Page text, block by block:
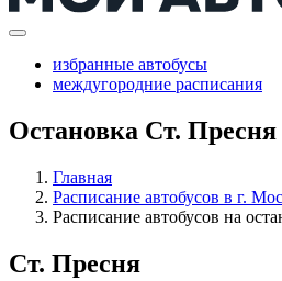
избранные автобусы
междугородние расписания
Остановка Ст.
Главная
Расписание автобусов в г.
Расписание автобусов на
Ст. Пресня